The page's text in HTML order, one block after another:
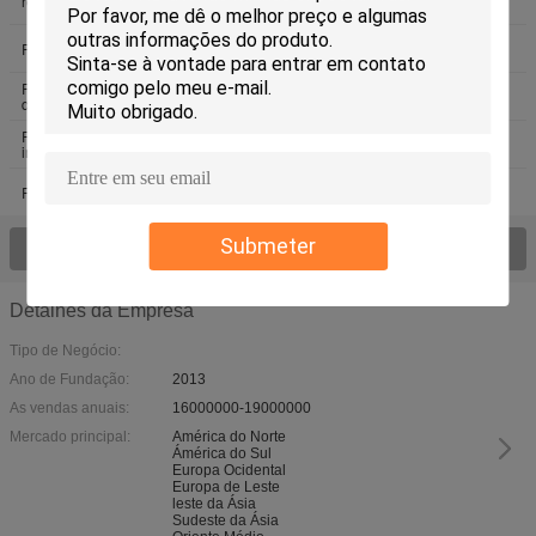
Submeter
Resina de vinil de VMCH
Resina do Terpolymer
Resina do copolímero do acetato
do vinil
Resina da poliamida para tintas de
impressão
Resina acrílica termoplástico
Veja todo o > dos produtos;
Detalhes da Empresa
Tipo de Negócio:
Ano de Fundação:
2013
As vendas anuais:
16000000-19000000
Mercado principal:
América do Norte
Ámérica do Sul
Europa Ocidental
Europa de Leste
leste da Ásia
Sudeste da Ásia